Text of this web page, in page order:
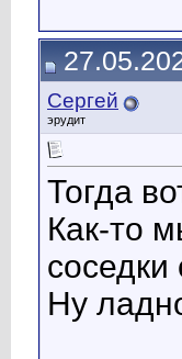
Сергей
эрудит
Тогда
Как-то
Ну